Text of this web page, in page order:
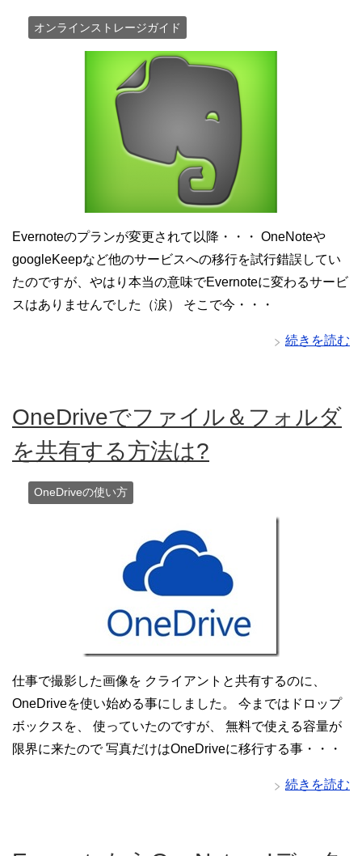
オンラインストレージガイド
Evernoteのプランが変更されて以降・・・ OneNoteや
googleKeepなど他のサービスへの移行を試行錯誤してい
たのですが、やはり本当の意味でEvernoteに変わるサービ
スはありませんでした（涙） そこで今・・・
続きを読む
OneDriveでファイル＆フォルダ
を共有する方法は?
OneDriveの使い方
仕事で撮影した画像を クライアントと共有するのに、
OneDriveを使い始める事にしました。 今まではドロップ
ボックスを、 使っていたのですが、 無料で使える容量が
限界に来たので 写真だけはOneDriveに移行する事・・・
続きを読む